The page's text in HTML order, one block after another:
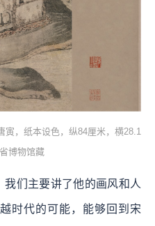
寅，纸本设色，纵84厘米，横28.1
博物馆藏
们主要讲了他的画风和人
时代的可能，能够回到宋